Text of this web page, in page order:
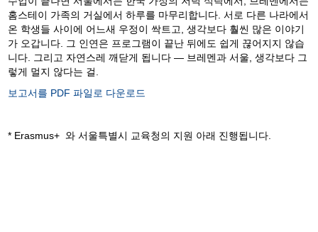
홈스테이 가족의 거실에서 하루를 마무리합니다. 서로 다른 나라에서
온 학생들 사이에 어느새 우정이 싹트고, 생각보다 훨씬 많은 이야기
가 오갑니다. 그 인연은 프로그램이 끝난 뒤에도 쉽게 끊어지지 않습
니다. 그리고 자연스레 깨닫게 됩니다 — 브레멘과 서울, 생각보다 그
렇게 멀지 않다는 걸.
보고서를 PDF 파일로 다운로드
* Erasmus+ 와 서울특별시 교육청의 지원 아래 진행됩니다.